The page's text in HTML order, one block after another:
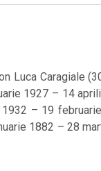
Luca Caragiale
1927 – 14
1932 – 19
1882 – 28